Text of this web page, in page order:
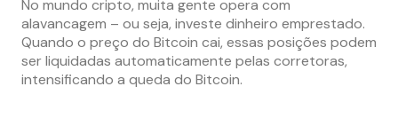
No mundo cripto, muita gente opera com
alavancagem – ou seja, investe dinheiro emprestado.
Quando o preço do Bitcoin cai, essas posições podem
ser liquidadas automaticamente pelas corretoras,
intensificando a queda do Bitcoin.